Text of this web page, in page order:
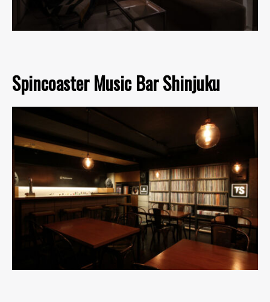
Spincoaster Music Bar Shinjuku